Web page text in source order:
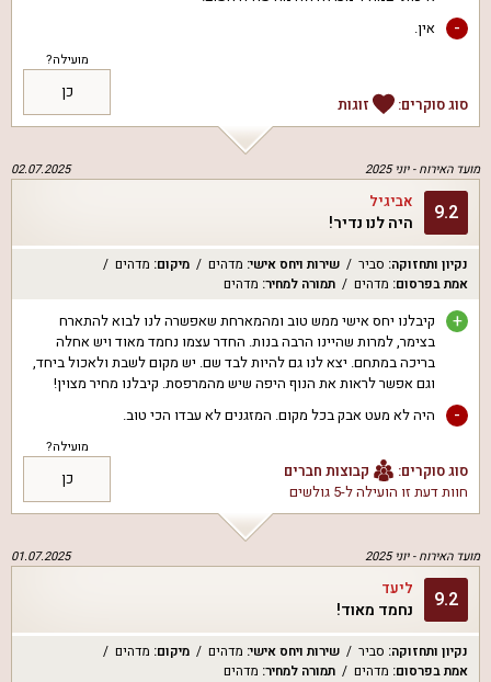
- אין.
סוג סוקרים: זוגות
מועילה?
כן
מועד האירוח -יוני 2025 02.07.2025
9.2 אביגיל
היה לנו נדיר!
נקיון ותחזוקה: סביר שירות ויחס אישי: מדהים מיקום: מדהים
אמת בפרסום: מדהים תמורה למחיר: מדהים
+
קיבלנו יחס אישי ממש טוב ומהמארחת שאפשרה לנו לבוא להתארח
בצימר, למרות שהיינו הרבה בנות. החדר עצמו נחמד מאוד ויש אחלה
בריכה במתחם. יצא לנו גם להיות לבד שם. יש מקום לשבת ולאכול ביחד,
וגם אפשר לראות את הנוף היפה שיש מהמרפסת. קיבלנו מחיר מצוין!
- היה לא מעט אבק בכל מקום. המזגנים לא עבדו הכי טוב.
סוג סוקרים:
קבוצות חברים
חוות דעת זו הועילה ל-5 גולשים
מועילה?
כן
מועד האירוח -יוני 2025 01.07.2025
9.2 ליעד
נחמד מאוד!
נקיון ותחזוקה: סביר שירות ויחס אישי: מדהים מיקום: מדהים
אמת בפרסום: מדהים תמורה למחיר: מדהים